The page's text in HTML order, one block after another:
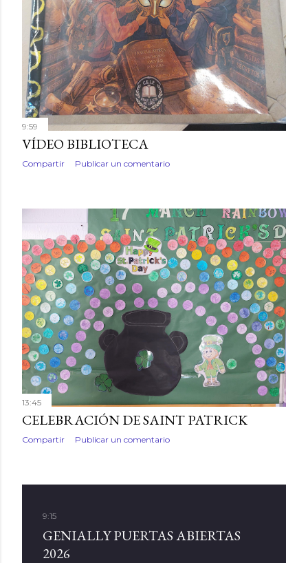
9:59
VÍDEO BIBLIOTECA
Compartir Publicar un comentario
13:45
CELEBRACIÓN DE SAINT PATRICK
Compartir Publicar un comentario
9:15
GENIALLY PUERTAS ABIERTAS
2026